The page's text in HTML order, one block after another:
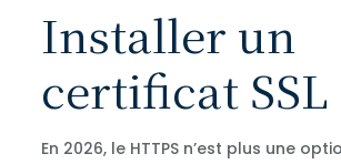
Installer un
certificat SSL
En 2026, le HTTPS n’est plus une